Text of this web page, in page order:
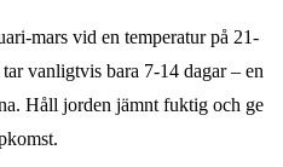
mars vid en temperatur på 21-
vanligtvis bara 7-14 dagar – en
Håll jorden jämnt fuktig och ge